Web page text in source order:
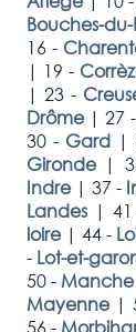
Bouches-
16 -
| 19 -
|23 -
Drôme |27 -
30 - Gard |
Gironde |
Indre | 37 -
Landes |
loire | 44 -
- Lot-et-
50 - Manche
Mayenne |
56 -